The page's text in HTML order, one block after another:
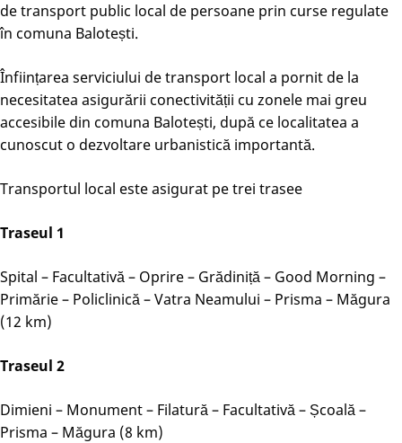
de transport public local de persoane prin curse regulate
în comuna Balotești.
Înființarea serviciului de transport local a pornit de la
necesitatea asigurării conectivității cu zonele mai greu
accesibile din comuna Balotești, după ce localitatea a
cunoscut o dezvoltare urbanistică importantă.
Transportul local este asigurat pe trei trasee
Traseul 1
Spital – Facultativă – Oprire – Grădiniță – Good Morning –
Primărie – Policlinică – Vatra Neamului – Prisma – Măgura
(12 km)
Traseul 2
Dimieni – Monument – Filatură – Facultativă – Școală –
Prisma – Măgura (8 km)